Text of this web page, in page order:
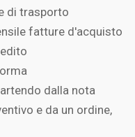
di trasporto
fatture d'acquisto
dalla nota
e da un ordine,